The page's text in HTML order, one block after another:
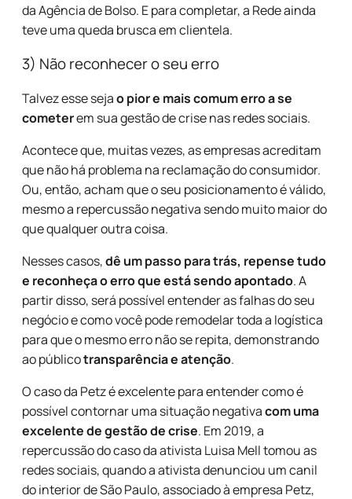
da Agência de Bolso. E para completar,a Rede ainda
teve uma queda brusca em clientela.
3) Não reconhecer o seu erro
Talvez esse sejao pior e mais comum erro a se
cometerem sua gestão de crise nas redes sociais.
Acontece que, muitas vezes, as empresas acreditam
que não há problema na reclamação do consumidor.
Ou, então, acham que o seu posicionamento é válido,
mesmo a repercussão negativa sendo muito maior do
que qualquer outra coisa.
Nesses casos,dê um passo para trás, repense tudo
e reconheça o erro que está sendo apontado. A
partir disso, será possível entender as falhas do seu
negócio e como você pode remodelar toda a logística
para que o mesmo erro não se repita, demonstrando
ao públicotransparência e atenção.
O caso da Petz é excelente para entender como é
possível contornar uma situação negativacom uma
excelente de gestão de crise. Em 2019, a
repercussão do caso da ativista Luisa Mell tomou as
redes sociais, quando a ativista denunciou um canil
do interior de São Paulo, associado à empresa Petz,